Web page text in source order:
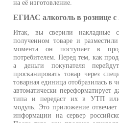
на её изготовление.
ЕГИАС алкоголь в рознице с
Итак, вы сверили накладные
полученном товаре и
момента он поступает в
потребителем. Перед тем, как
а деньги покупателя
просканировать товар через
товарная единица отобразилась в
автоматически
типа и передаст их в УТП
модуль. Это приложение
информации на сервер